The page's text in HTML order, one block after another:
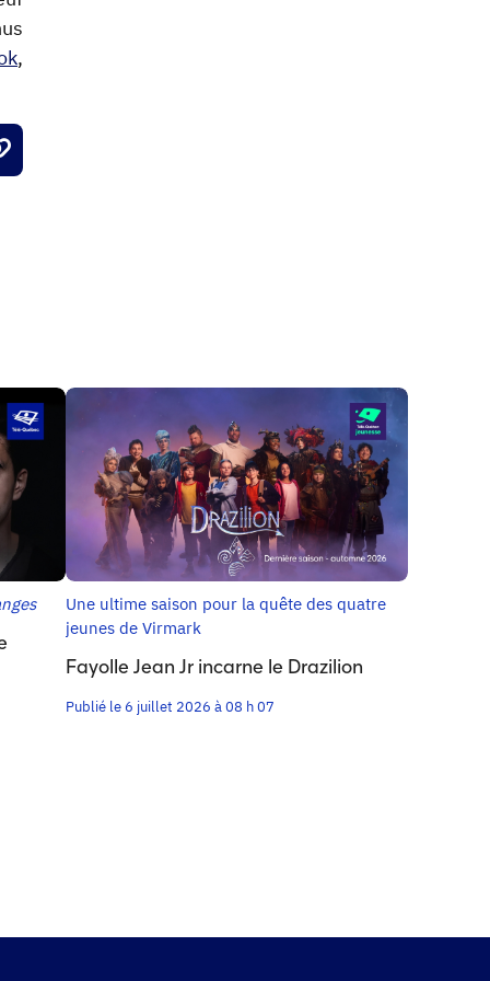
,
Une ultime saison pour la quête des quatre
jeunes de Virmark
Fayolle Jean Jr incarne le Drazilion
Publié le 6 juillet 2026 à 08 h 07